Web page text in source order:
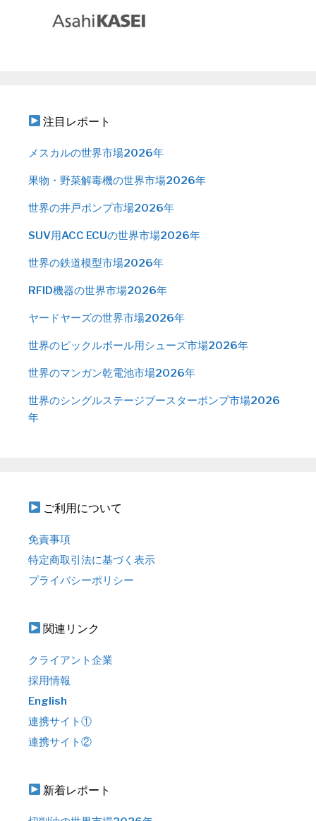
注目レポート
メスカルの世界市場2026年
果物・野菜解毒機の世界市場2026年
世界の井戸ポンプ市場2026年
SUV用ACC ECUの世界市場2026年
世界の鉄道模型市場2026年
RFID機器の世界市場2026年
ヤードヤーズの世界市場2026年
世界のピックルボール用シューズ市場2026年
世界のマンガン乾電池市場2026年
世界のシングルステージブースターポンプ市場2026
年
ご利用について
免責事項
特定商取引法に基づく表示
プライバシーポリシー
関連リンク
クライアント企業
採用情報
English
連携サイト①
連携サイト②
新着レポート